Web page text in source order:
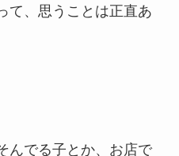
て、思うことは正直あ
んでる子とか、お店で